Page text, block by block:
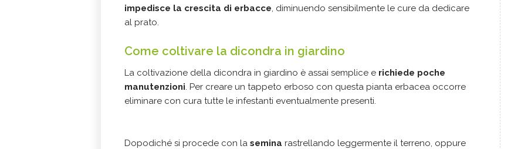
impedisce la crescita di erbacce, diminuendo sensibilmente le cure da dedicare
al prato.
Come coltivare la dicondra in giardino
La coltivazione della dicondra in giardino è assai semplice e richiede poche
manutenzioni. Per creare un tappeto erboso con questa pianta erbacea occorre
eliminare con cura tutte le infestanti eventualmente presenti.
Dopodiché si procede con la semina rastrellando leggermente il terreno, oppure